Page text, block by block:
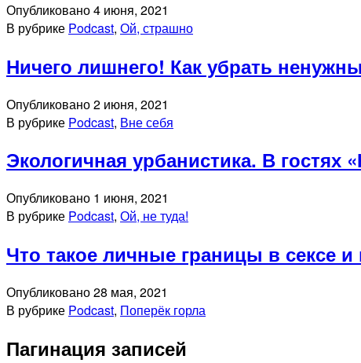
Опубликовано4 июня, 2021
В рубрике Podcast, Ой, страшно
Ничего лишнего! Как убрать
Опубликовано2 июня, 2021
В рубрике Podcast, Вне себя
Экологичная урбанистика. В гостях
Опубликовано 1 июня, 2021
В рубрике Podcast, Ой, не туда!
Что такое личные границы в сексе
Опубликовано28 мая, 2021
В рубрике Podcast, Поперёк горла
Пагинация записей